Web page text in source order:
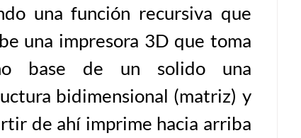
una función recursiva que
una impresora 3D que toma
base de un solido una
bidimensional (matriz) y
de ahí imprime hacia arriba